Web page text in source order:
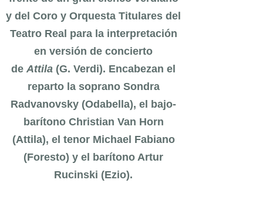
y del Coro y Orquesta Titulares del
Teatro Real para la interpretación
en versión de concierto
deAttila (G. Verdi). Encabezan el
reparto la soprano Sondra
Radvanovsky (Odabella), el bajo-
barítono Christian Van Horn
(Attila), el tenor Michael Fabiano
(Foresto) y el barítono Artur
Rucinski (Ezio).